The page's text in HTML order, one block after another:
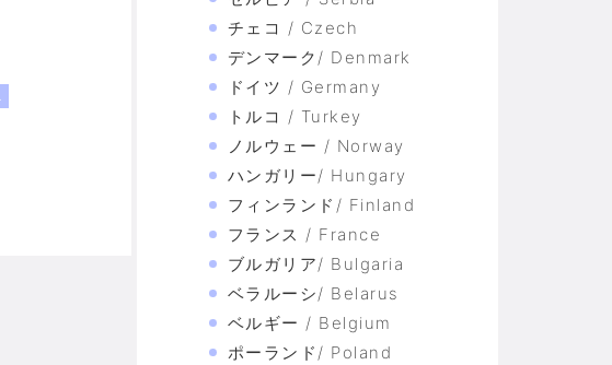
チェコ / Czech
デンマーク/ Denmark
ドイツ / Germany
トルコ / Turkey
ノルウェー / Norway
ハンガリー/ Hungary
フィンランド/ Finland
フランス / France
ブルガリア/ Bulgaria
ベラルーシ/ Belarus
ベルギー / Belgium
ポーランド/ Poland